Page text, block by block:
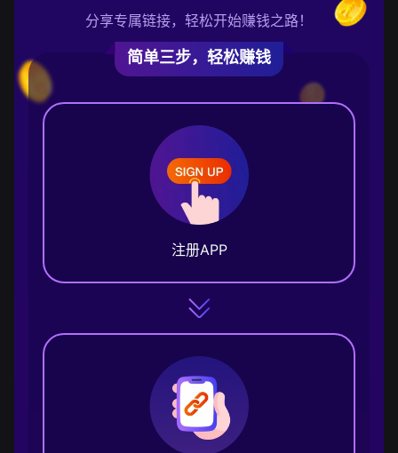
分享专属链接，轻松开始赚钱之路！
简单三步，轻松赚钱
注册APP